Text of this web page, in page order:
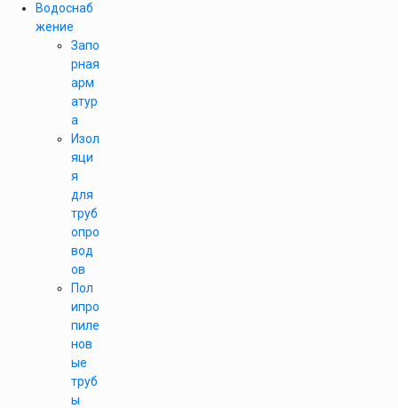
Водоснаб
жение
Запо
рная
арм
атур
а
Изол
яци
я
для
труб
опро
вод
ов
Пол
ипро
пиле
нов
ые
труб
ы